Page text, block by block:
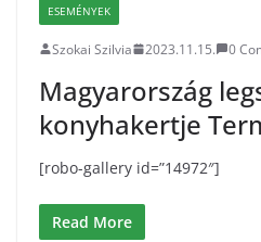
ESEMÉNYEK
Szokai Szilvia 2023.11.15. 0
Magyarország
konyhakertje
[robo-gallery id=”14972″]
Read More